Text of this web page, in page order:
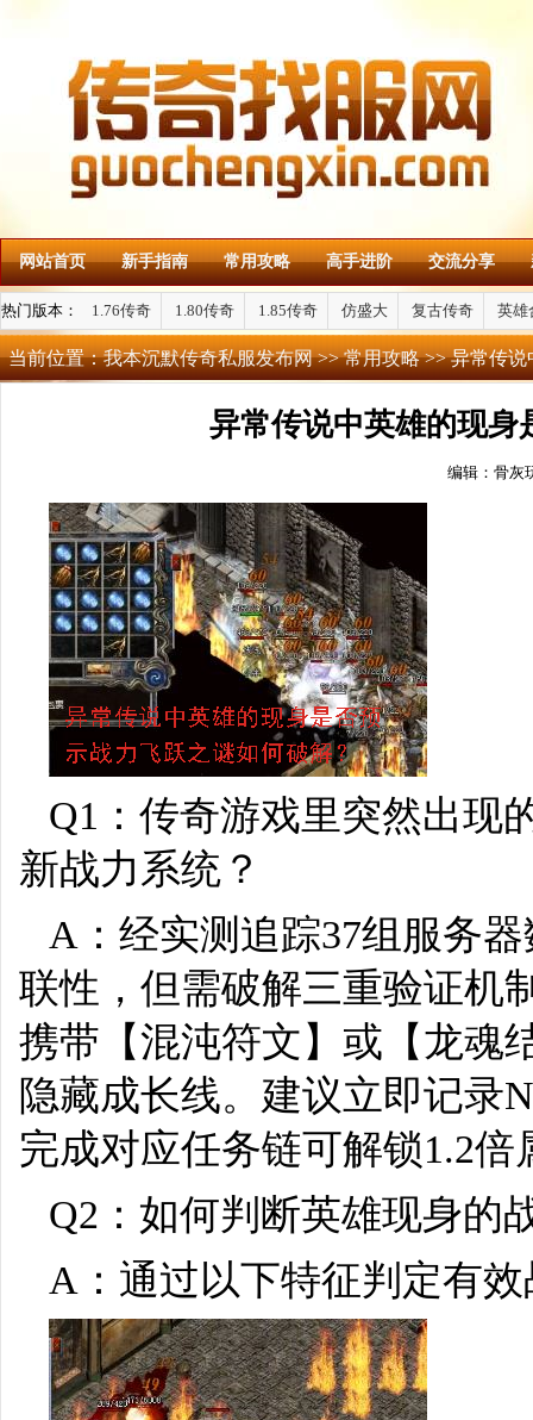
网站首页 新手指南 常用攻略 高手进阶 交流分享
热门版本： 1.76传奇 1.80传奇 1.85传奇 仿盛大 复古传奇 英雄
当前位置：我本沉默传奇私服发布网>>常用攻略>> 异常传说
异常传说中英雄的现身
编辑：骨灰
Q1：传奇游戏里突然出现
新战力系统？
A：经实测追踪37组服务
联性，但需破解三重验证机
携带【混沌符文】或【龙魂
隐藏成长线。建议立即记录
完成对应任务链可解锁1.2倍
Q2：如何判断英雄现身的
A：通过以下特征判定有